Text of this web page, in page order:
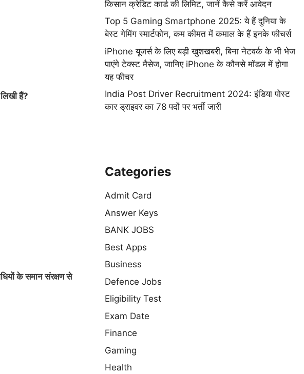
हैं?
के समान संरक्षण से
किसान क्रेडिट कार्ड की लिमिट, जानें कैसे करें आवेदन
Top 5 Gaming Smartphone 2025: ये हैं दुनिया के
बेस्ट गेमिंग स्मार्टफोन, कम कीमत में कमाल के हैं इनके फीचर्स
iPhone यूजर्स के लिए बड़ी खुशखबरी, बिना नेटवर्क के भी भेज
पाएंगे टेक्स्ट मैसेज, जानिए iPhone के कौनसे मॉडल में होगा
यह फीचर
India Post Driver Recruitment 2024: इंडिया पोस्ट
कार ड्राइवर का 78 पदों पर भर्ती जारी
Categories
Admit Card
Answer Keys
BANK JOBS
Best Apps
Business
Defence Jobs
Eligibility Test
Exam Date
Finance
Gaming
Health